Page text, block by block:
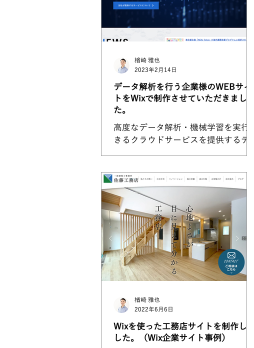
データ解析を行う企業様のWEBサイ
トをWixで制作させていただきまし
た。
高度なデータ解析・機械学習を実行で
きるクラウドサービスを提供するデー
の紹介サイトを公開させていただきま
した。 どちらも多言語設定となって
おり、国内のみならず海外からの問い
合わせも視野に入れております。...
楢崎 雅也
2023年2月14日
Wixを使った工務店サイトを制作しま
した。（Wix企業サイト事例）
楢崎 雅也
2022年6月6日